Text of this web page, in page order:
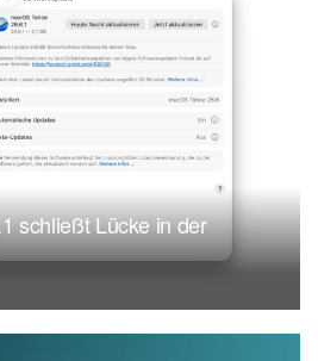
schließt Lücke in der